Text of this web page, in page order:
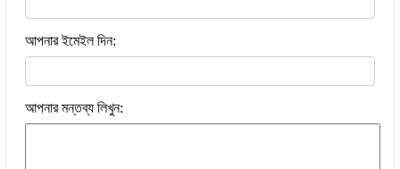
আপনার ইমেইল দিন:
আপনার মন্তব্য লিখুন: